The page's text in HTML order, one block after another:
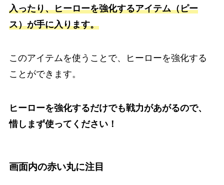
入ったり、ヒーローを強化するアイテム（ピー
ス）が手に入ります。
このアイテムを使うことで、ヒーローを強化する
ことができます。
ヒーローを強化するだけでも戦力があがるので、
惜しまず使ってください！
画面内の赤い丸に注目